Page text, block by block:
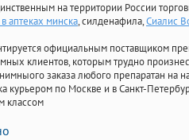
на территории России
аптеках минска, силденафила,Сиалис
официальным поставщиком
клиентов, которым трудно
заказа любого препаратан на
курьером по Москве и в Санкт-
классом